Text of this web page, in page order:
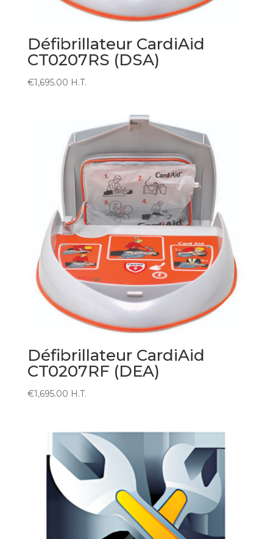
Défibrillateur CardiAid
CT0207RS (DSA)
€1,695.00 H.T.
Défibrillateur CardiAid
CT0207RF (DEA)
€1,695.00 H.T.